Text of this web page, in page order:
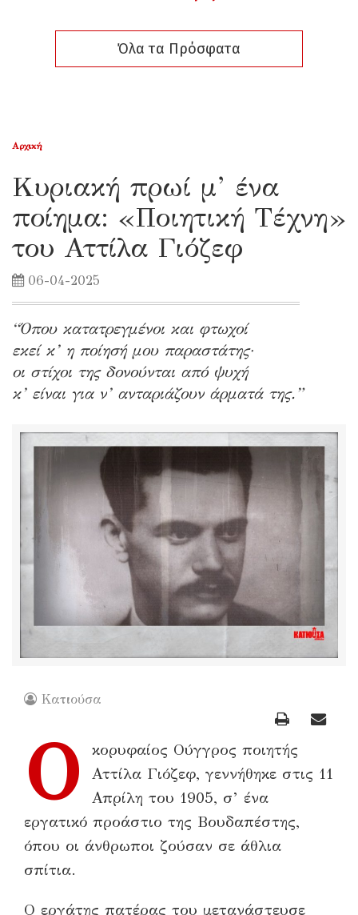
Όλα τα Πρόσφατα
Αρχική
Κυριακή πρωί μ’ ένα
ποίημα: «Ποιητική Τέχνη»
του Αττίλα Γιόζεφ
06-04-2025
“Όπου κατατρεγμένοι και φτωχοί
εκεί κ’ η ποίησή μου παραστάτης·
οι στίχοι της δονούνται από ψυχή
κ’ είναι για ν’ ανταριάζουν άρματά της.”
Κατιούσα
Ο
κορυφαίος Ούγγρος ποιητής
Αττίλα Γιόζεφ, γεννήθηκε στις 11
Απρίλη του 1905, σ’ ένα
εργατικό προάστιο της Βουδαπέστης,
όπου οι άνθρωποι ζούσαν σε άθλια
σπίτια.
Ο εργάτης πατέρας του μετανάστευσε